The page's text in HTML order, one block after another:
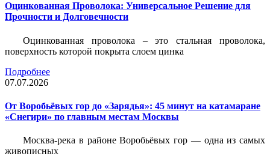
Оцинкованная Проволока: Универсальное Решение для
Прочности и Долговечности
Оцинкованная проволока – это стальная проволока,
поверхность которой покрыта слоем цинка
Подробнее
07.07.2026
От Воробьёвых гор до «Зарядья»: 45 минут на катамаране
«Снегири» по главным местам Москвы
Москва-река в районе Воробьёвых гор — одна из самых
живописных